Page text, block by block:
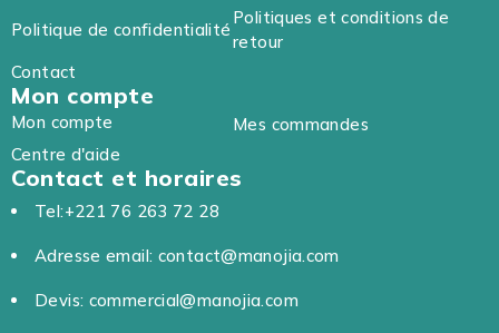
Politique de confidentialité
Politiques et conditions de
retour
Contact
Mon compte
Mon compte
Mes commandes
Centre d'aide
Contact et horaires
Tel:+221 76 263 72 28
Adresse email: contact@manojia.com
Devis: commercial@manojia.com